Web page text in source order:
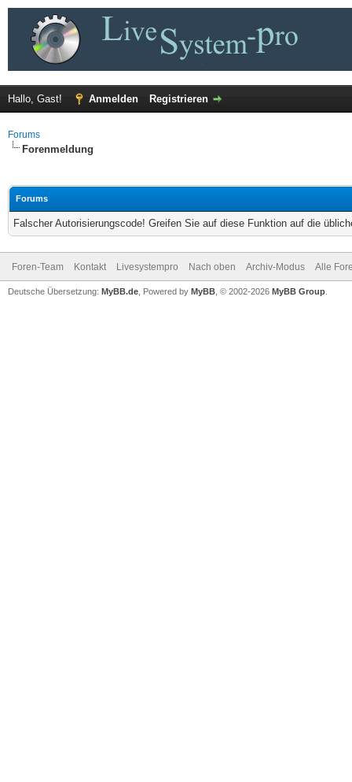
Hallo, Gast! Anmelden Registrieren
Forums
Forenmeldung
Forums
Falscher Autorisierungscode! Greifen Sie auf diese Funktion auf die
Foren-Team Kontakt Livesystempro Nach oben Archiv-Modus Alle
Deutsche Übersetzung: MyBB.de , Powered by MyBB , © 2002-2026 MyBB Group